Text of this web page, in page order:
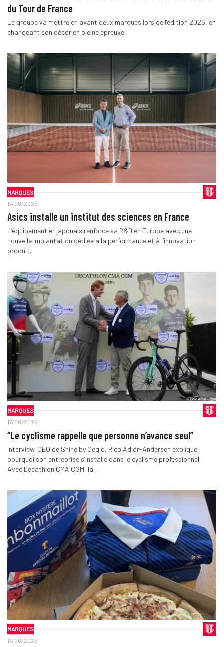
du Tour de France
Le groupe va mettre en avant deux marques lors de l’édition 2026, en
changeant son décor en pleine épreuve.
MARQUES
17/06/2026
Asics installe un institut des sciences en France
L’équipementier japonais renforce sa R&D en Europe avec une
nouvelle implantation dédiée à la performance et à l’innovation
produit.
MARQUES
17/06/2026
“Le cyclisme rappelle que personne n’avance seul”
Interview. CEO de Shine by Cegid, Rico Adlor-Andersen explique
pourquoi son entreprise s’installe dans le cyclisme professionnel.
Avec Decathlon CMA CGM, la…
MARQUES
17/06/2026